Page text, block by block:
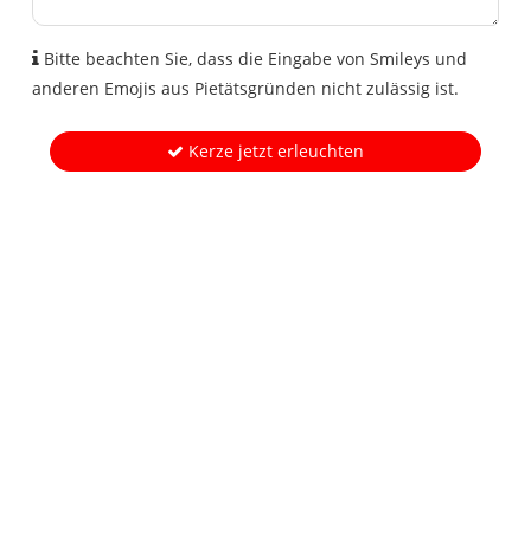
Bitte beachten Sie, dass die Eingabe von Smileys und
anderen Emojis aus Pietätsgründen nicht zulässig ist.
Kerze jetzt erleuchten